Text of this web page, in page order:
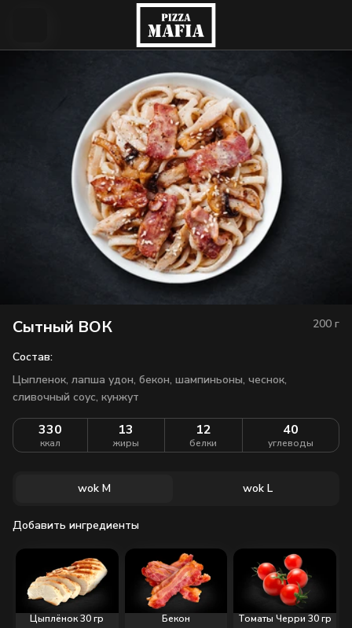
Сытный ВОК 200 г
Состав:
Цыпленок, лапша удон, бекон, шампиньоны, чеснок,
сливочный соус, кунжут
330
ккал
13
жиры
12
белки
40
углеводы
wok M wok L
Добавить ингредиенты
Цыплёнок 30 гр
Бекон
Томаты Черри 30 гр